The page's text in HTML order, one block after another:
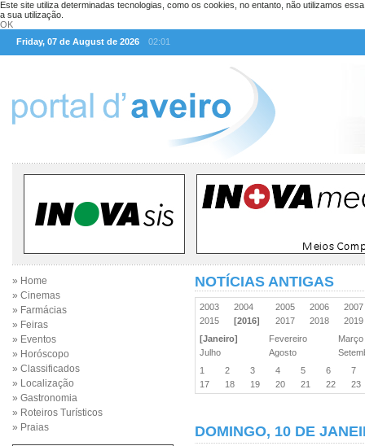
Este site utiliza determinadas tecnologias, como os cookies, no entanto, não utilizamos
a sua utilização.
OK
Friday, 07 de August de 2026
02:01
» Home
» Cinemas
» Farmácias
» Feiras
» Eventos
» Horóscopo
» Classificados
» Localização
» Gastronomia
» Roteiros Turísticos
» Praias
NOTÍCIAS ANTIGAS
2003 2004 2005 2006
2015
[2016] 2017 2018
[Janeiro]
Fevereiro
Julho
Agosto
1
2 3 4 5 6
7
17
18 19 20 21 22 23
DOMINGO, 10 DE